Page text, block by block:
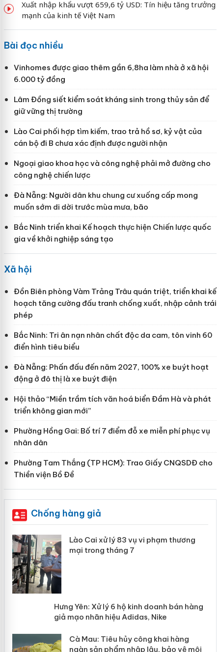
Xuất nhập khẩu vượt 659,6 tỷ USD: Tín hiệu tăng trưởng
mạnh của kinh tế Việt Nam
Bài đọc nhiều
Vinhomes được giao thêm gần 6,8ha làm nhà ở xã hội
6.000 tỷ đồng
Lâm Đồng siết kiểm soát kháng sinh trong thủy sản để
giữ vững thị trường
Lào Cai phối hợp tìm kiếm, trao trả hồ sơ, kỷ vật của
cán bộ đi B chưa xác định được người nhận
Ngoại giao khoa học và công nghệ phải mở đường cho
công nghệ chiến lược
Đà Nẵng: Người dân khu chung cư xuống cấp mong
muốn sớm di dời trước mùa mưa, bão
Bắc Ninh triển khai Kế hoạch thực hiện Chiến lược quốc
gia về khởi nghiệp sáng tạo
Xã hội
Đồn Biên phòng Vàm Trảng Trâu quán triệt, triển khai kế
hoạch tăng cường đấu tranh chống xuất, nhập cảnh trái
phép
Bắc Ninh: Tri ân nạn nhân chất độc da cam, tôn vinh 60
điển hình tiêu biểu
Đà Nẵng: Phấn đấu đến năm 2027, 100% xe buýt hoạt
động ở đô thị là xe buýt điện
Hội thảo “Miền trầm tích văn hoá biển Đầm Hà và phát
triển không gian mới”
Phường Hồng Gai: Bố trí 7 điểm đỗ xe miễn phí phục vụ
nhân dân
Phường Tam Thắng (TP HCM): Trao Giấy CNQSDĐ cho
Thiền viện Bồ Đề
Chống hàng giả
Lào Cai xử lý 83 vụ vi phạm thương
mại trong tháng 7
Hưng Yên: Xử lý 6 hộ kinh doanh bán
hàng giả mạo nhãn hiệu Adidas, Nike